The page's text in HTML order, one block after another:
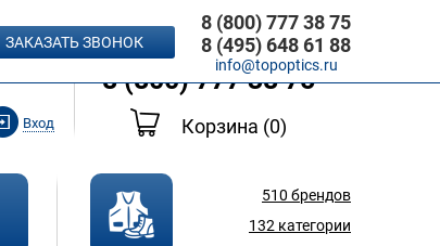
Вход
8 (495) 648 61 88
8 (800) 777 38 75
Корзина (0)
510 брендов
132 категории
ЗАКАЗАТЬ ЗВОНОК
8 (800) 777 38 75
8 (495) 648 61 88
info@topoptics.ru